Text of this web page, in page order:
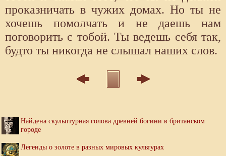
проказничать в чужих домах. Но ты не
хочешь помолчать и не даешь нам
поговорить с тобой. Ты ведешь себя так,
будто ты никогда не слышал наших слов.
Найдена скульптурная голова древней богини в британском
городе
Легенды о золоте в разных мировых культурах